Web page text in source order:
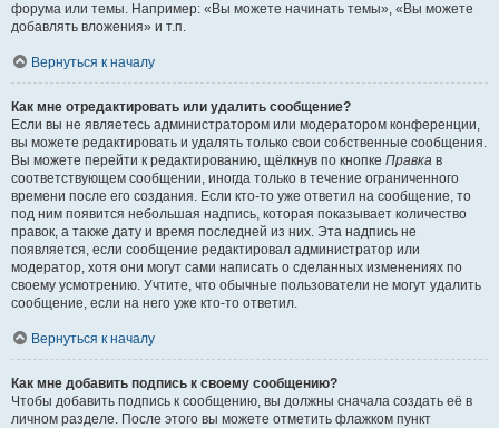
форума или темы. Например: «Вы можете начинать темы», «Вы можете
добавлять вложения» и т.п.
Вернуться к началу
Как мне отредактировать или удалить сообщение?
Если вы не являетесь администратором или модератором конференции,
вы можете редактировать и удалять только свои собственные сообщения.
Вы можете перейти к редактированию, щёлкнув по кнопке Правка в
соответствующем сообщении, иногда только в течение ограниченного
времени после его создания. Если кто-то уже ответил на сообщение, то
под ним появится небольшая надпись, которая показывает количество
правок, а также дату и время последней из них. Эта надпись не
появляется, если сообщение редактировал администратор или
модератор, хотя они могут сами написать о сделанных изменениях по
своему усмотрению. Учтите, что обычные пользователи не могут удалить
сообщение, если на него уже кто-то ответил.
Вернуться к началу
Как мне добавить подпись к своему сообщению?
Чтобы добавить подпись к сообщению, вы должны сначала создать её в
личном разделе. После этого вы можете отметить флажком пункт